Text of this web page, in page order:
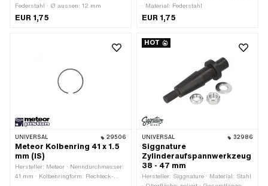
Federstahl · Ø aussen: 12 mm
EUR 1,75
· Material: Federstahl
EUR 1,75
UNIVERSAL 29506
Meteor Kolbenring 41 x 1.5
mm (IS)
Hersteller: Meteor · Nenndurchmesser:
41 mm · Kolbenringform: Rechteck-
HOT
UNIVERSAL 32986
Siggnature
Zylinderaufspannwerkzeug
38 - 47 mm
Hersteller: Siggnature · Material: Stahl